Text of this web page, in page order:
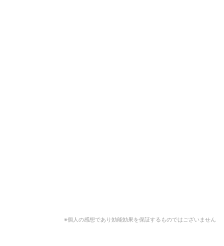
※個人の感想であり効能効果を保証するものではございません